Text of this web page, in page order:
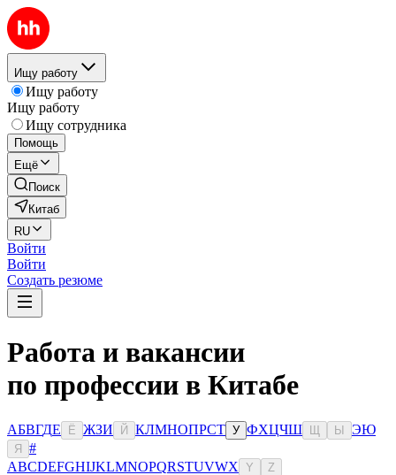
Ищу работу
Ищу работу
Ищу работу
Ищу сотрудника
Помощь
Ещё
Поиск
Китаб
RU
Войти
Войти
Создать резюме
Работа и вакансии
по профессии в Китабе
АБВГДЕ Ё ЖЗИ Й КЛМНОПРСТ У ФХЦЧШ Ы ЭЮ
Я
#
ABCDEFGHIJKLMNOPQRSTUVWX Y Z